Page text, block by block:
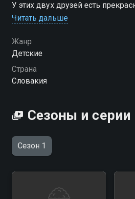
У этих двух друзей есть
котором они работают, как
Читать дальше
Жанр
Детские
Страна
Словакия
Сезоны и серии
Сезон 1